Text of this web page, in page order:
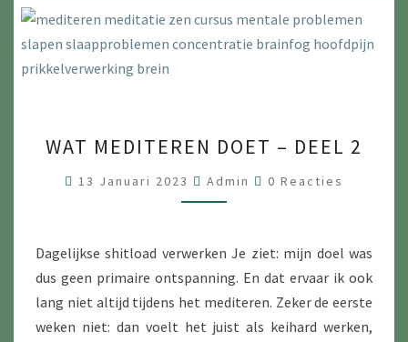
MEDITEREN
DOET
–
2
WAT MEDITEREN DOET – DEEL 2
13 Januari 2023 Admin Reacties
0 Reacties
Dagelijkse shitload verwerken Je ziet: mijn doel was
dus geen primaire ontspanning. En dat ervaar ik ook
lang niet altijd tijdens het mediteren. Zeker de eerste
weken niet: dan voelt het juist als keihard werken,